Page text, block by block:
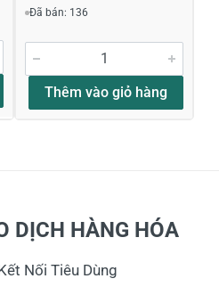
Đã bán: 136
Thêm vào giỏ hàng
DỊCH HÀNG HÓA
Nối Tiêu Dùng